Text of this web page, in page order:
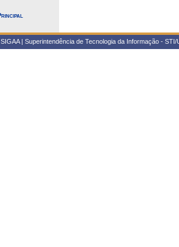
SIGAA | Superintendência de Tecnologia da Informação -